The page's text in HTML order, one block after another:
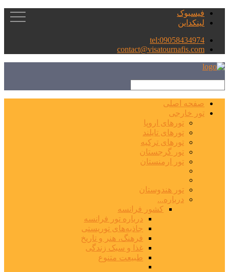
فیسبوک
لینکداین
tel:09058434974
contact@visatournafis.com
صفحه اصلی
تور خارجی
تورهای اروپا
تورهای تایلند
تورهای ترکیه
تور گرجستان
تور ارمنستان
تور هندوستان
درباره...
کشور فرانسه
درباره تور فرانسه
جاذبه‌های توریستی
فرهنگ، هنر و تاریخ
غذا و سبک زندگی
طبیعت متنوع